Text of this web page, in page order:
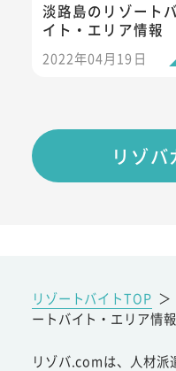
淡路島のリゾートバ
イト・エリア情報
2022年04月19日
リゾ
リゾートバイトTOP ＞
ートバイト・エリア情報
リゾバ.comは、人材派